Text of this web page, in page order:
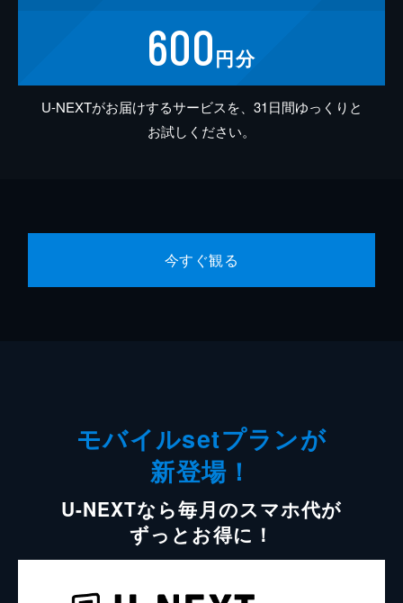
600円分
U-NEXTがお届けするサービスを、31日間ゆっくりと
お試しください。
今すぐ観る
モバイルsetプランが
新登場！
U-NEXTなら毎月のスマホ代が
ずっとお得に！